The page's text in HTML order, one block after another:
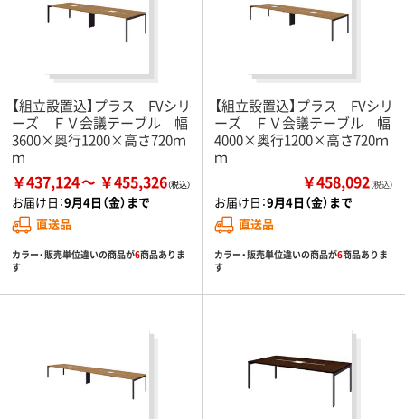
【組立設置込】プラス FVシリ
ーズ ＦＶ会議テーブル 幅
3600×奥行1200×高さ720ｍ
ｍ
￥437,124 ￥455,326
お届け日：9月4日（金）まで
直送品
カラー・販売単位違いの商品が6商品ありま
す
【組立設置込】プラス FVシリ
ーズ ＦＶ会議テーブル 幅
4000×奥行1200×高さ720ｍ
ｍ
￥458,092（税込）
お届け日：9月4日（金）まで
直送品
カラー・販売単位違いの商品が6商品ありま
す